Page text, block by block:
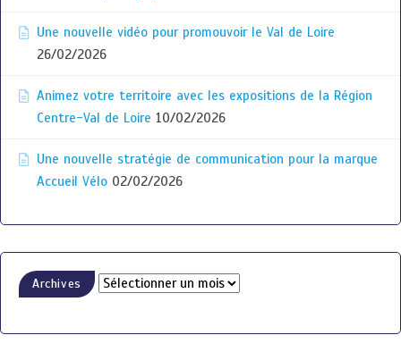
Une nouvelle vidéo pour promouvoir le Val de Loire
26/02/2026
Animez votre territoire avec les expositions de la Région
Centre-Val de Loire 10/02/2026
Une nouvelle stratégie de communication pour la marque
Accueil Vélo 02/02/2026
Archives